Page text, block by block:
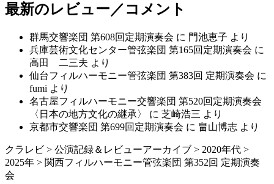
最新のレビュー／コメント
群馬交響楽団 第608回定期演奏会 に 門池恵子 より
兵庫芸術文化センター管弦楽団 第165回定期演奏会 に
高田 二三夫 より
仙台フィルハーモニー管弦楽団 第383回 定期演奏会 に
fumi より
名古屋フィルハーモニー交響楽団 第520回定期演奏会
〈日本の地方文化の継承〉
に 芝崎浩三 より
京都市交響楽団 第699回定期演奏会 に 畠山博志 より
クラレビ > 公演記録＆レビューアーカイブ > 2020年代 >
2025年 > 関西フィルハーモニー管弦楽団 第352回 定期演奏
会